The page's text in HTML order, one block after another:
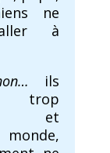
ne
à
ils
et